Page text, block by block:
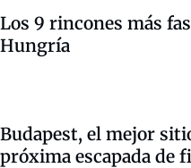
Los 9 rincones más
Hungría
Budapest, el mejor
próxima escapada de